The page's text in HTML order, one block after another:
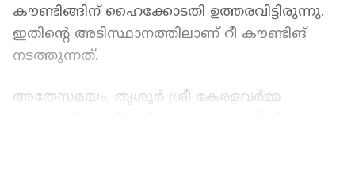
കൗണ്ടിങ്ങിന് ഹൈക്കോടതി ഉത്തരവിട്ടിരുന്നു.
ഇതിന്റെ അടിസ്ഥാനത്തിലാണ് റീ കൗണ്ടിങ്
നടത്തുന്നത്.
അതേസമയം, തൃശൂർ ശ്രീ കേരളവർമ്മ